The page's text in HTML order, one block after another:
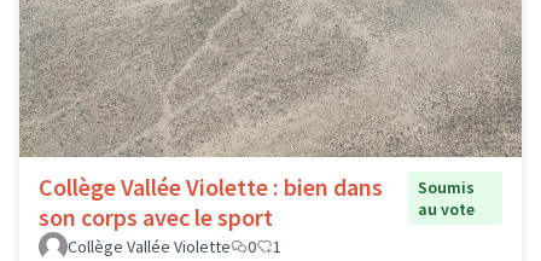
Collège Vallée Violette : bien dans
son corps avec le sport
Soumis
au vote
Collège Vallée Violette
0 1